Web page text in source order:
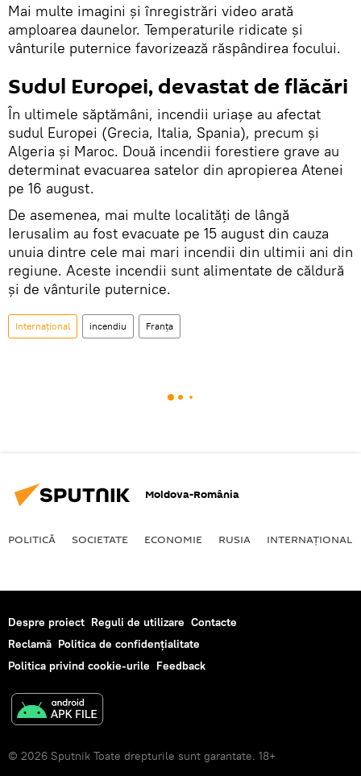
Mai multe imagini şi înregistrări video arată
amploarea daunelor. Temperaturile ridicate și
vânturile puternice favorizează răspândirea focului.
Sudul Europei, devastat de flăcări
În ultimele săptămâni, incendii uriaşe au afectat
sudul Europei (Grecia, Italia, Spania), precum și
Algeria și Maroc. Două incendii forestiere grave au
determinat evacuarea satelor din apropierea Atenei
pe 16 august.
De asemenea, mai multe localităţi de lângă
Ierusalim au fost evacuate pe 15 august din cauza
unuia dintre cele mai mari incendii din ultimii ani din
regiune. Aceste incendii sunt alimentate de căldură
și de vânturile puternice.
Internaţional incendiu Franța
Moldova-România
POLITICĂ SOCIETATE ECONOMIE RUSIA INTERNAŢIONAL
Despre proiect Reguli de utilizare Contacte
Reclamă Politica de confidențialitate
Politica privind cookie-urile Feedback
© 2026 Sputnik Toate drepturile sunt garantate. 18+